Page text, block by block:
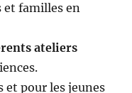
et familles en
ateliers
pour les jeunes